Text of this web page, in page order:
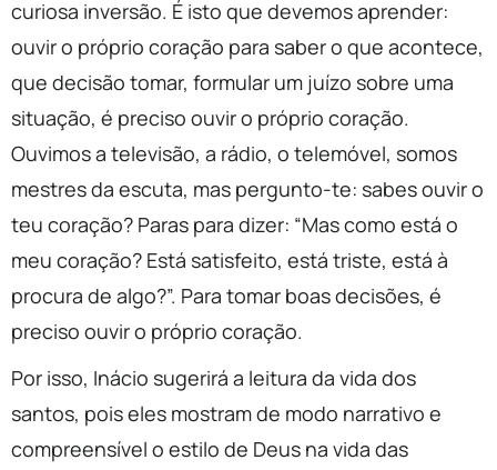
curiosa inversão. É isto que devemos aprender:
ouvir o próprio coração para saber o que acontece,
que decisão tomar, formular um juízo sobre uma
situação, é preciso ouvir o próprio coração.
Ouvimos a televisão, a rádio, o telemóvel, somos
mestres da escuta, mas pergunto-te: sabes ouvir o
teu coração? Paras para dizer: “Mas como está o
meu coração? Está satisfeito, está triste, está à
procura de algo?”. Para tomar boas decisões, é
preciso ouvir o próprio coração.
Por isso, Inácio sugerirá a leitura da vida dos
santos, pois eles mostram de modo narrativo e
compreensível o estilo de Deus na vida das